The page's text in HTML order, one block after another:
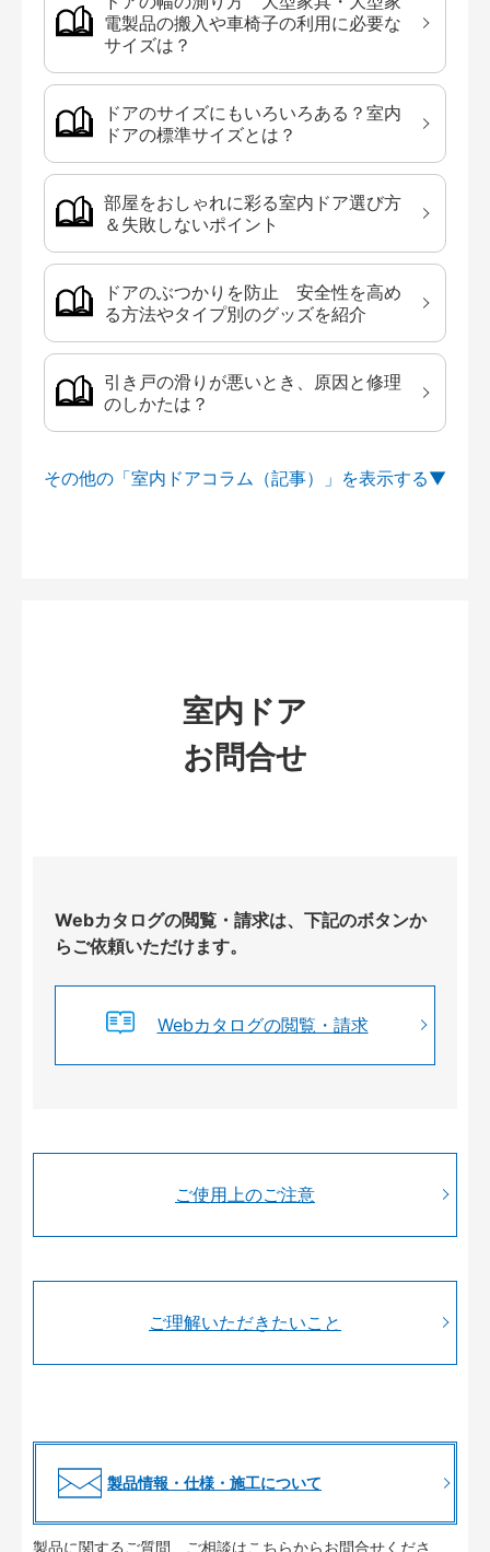
電製品の搬入や車椅子の利用に必要な
サイズは？
ドアのサイズにもいろいろある？室内
ドアの標準サイズとは？
部屋をおしゃれに彩る室内ドア選び方
＆失敗しないポイント
ドアのぶつかりを防止 安全性を高め
る方法やタイプ別のグッズを紹介
引き戸の滑りが悪いとき、原因と修理
のしかたは？
その他の「室内ドアコラム（記事）」を
室内ドア
お問合せ
Webカタログの閲覧・請求は、下記のボタンか
らご依頼いただけます。
Webカタログの閲覧・請求
ご使用上のご注意
ご理解いただきたいこと
製品情報・仕様・施工について
製品に関するご質問、ご相談はこちらからお問合せくださ